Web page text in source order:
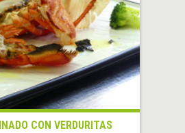
CON VERDURITAS